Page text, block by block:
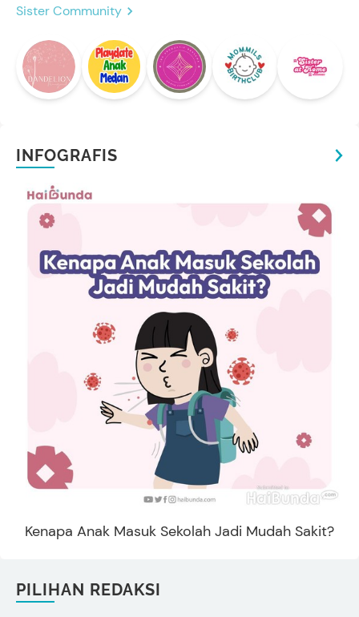
Sister Community
INFOGRAFIS
Kenapa Anak Masuk Sekolah Jadi Mudah Sakit?
PILIHAN REDAKSI